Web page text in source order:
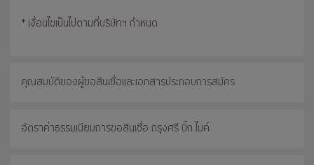
* เงื่อนไขเป็นไปตามที่บริษัทฯ กำหนด
คุณสมบัติของผู้ขอสินเชื่อและเอกสารประกอบการสมัคร
อัตราค่าธรรมเนียมการขอสินเชื่อ กรุงศรี บิ๊ก ไบค์